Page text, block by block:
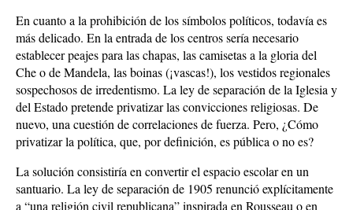
En cuanto a la prohibición de los símbolos políticos, todavía es
más delicado. En la entrada de los centros sería necesario
establecer peajes para las chapas, las camisetas a la gloria del
Che o de Mandela, las boinas (¡vascas!), los vestidos regionales
sospechosos de irredentismo. La ley de separación de la Iglesia y
del Estado pretende privatizar las convicciones religiosas. De
nuevo, una cuestión de correlaciones de fuerza. Pero, ¿Cómo
privatizar la política, que, por definición, es pública o no es?
La solución consistiría en convertir el espacio escolar en un
santuario. La ley de separación de 1905 renunció explícitamente
a “una religión civil republicana” inspirada en Rousseau o en